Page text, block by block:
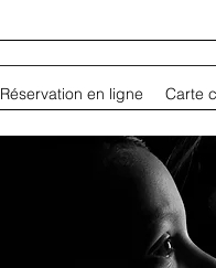
Réservation en ligne Carte